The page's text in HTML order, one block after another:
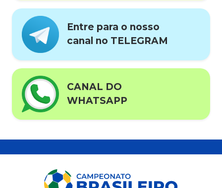
Entre para o nosso
canal no TELEGRAM
CANAL DO
WHATSAPP